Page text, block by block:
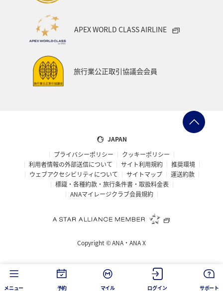
APEX WORLD CLASS AIRLINE
旅行業公正取引協議会会員
JAPAN
プライバシーポリシー
クッキーポリシー
利用者情報の外部送信について
サイト利用規約
推奨環境
ウェブアクセシビリティについて
サイトマップ
運送約款
標識・各種約款・旅行条件書・取扱料金表
ANAマイレージクラブ会員規約
Copyright ©ANA・ANA X
メニュー 予約 マイル ログイン サポート